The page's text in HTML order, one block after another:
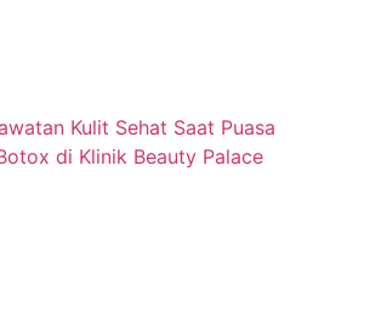
Kulit Sehat Saat Puasa
di Klinik Beauty Palace